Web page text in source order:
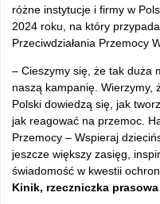
różne instytucje i firmy w
2024 roku, na który
Przeciwdziałania Przemocy
– Cieszymy się, że tak duża
naszą kampanię. Wierzymy,
Polski dowiedzą się, jak
jak reagować na przemoc.
Przemocy – Wspieraj
jeszcze większy zasięg,
świadomość w kwestii
Kinik, rzeczniczka